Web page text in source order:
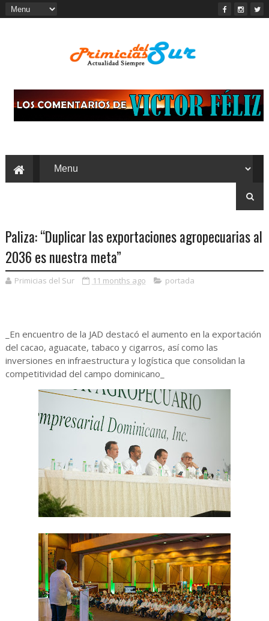
Paliza: “Duplicar las exportaciones agropecuarias al
2036 es nuestra meta”
Primicias del Sur 11 months ago portada
_En encuentro de la JAD destacó el aumento en la exportación
del cacao, aguacate, tabaco y cigarros, así como las
inversiones en infraestructura y logística que consolidan la
competitividad del campo dominicano_